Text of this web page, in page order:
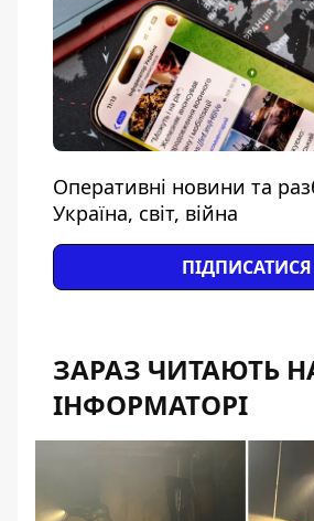
Оперативні новини та
Україна, світ, війна
ПІДПИСАТИСЯ
ЗАРАЗ ЧИТАЮТЬ
ІНФОРМАТОРІ